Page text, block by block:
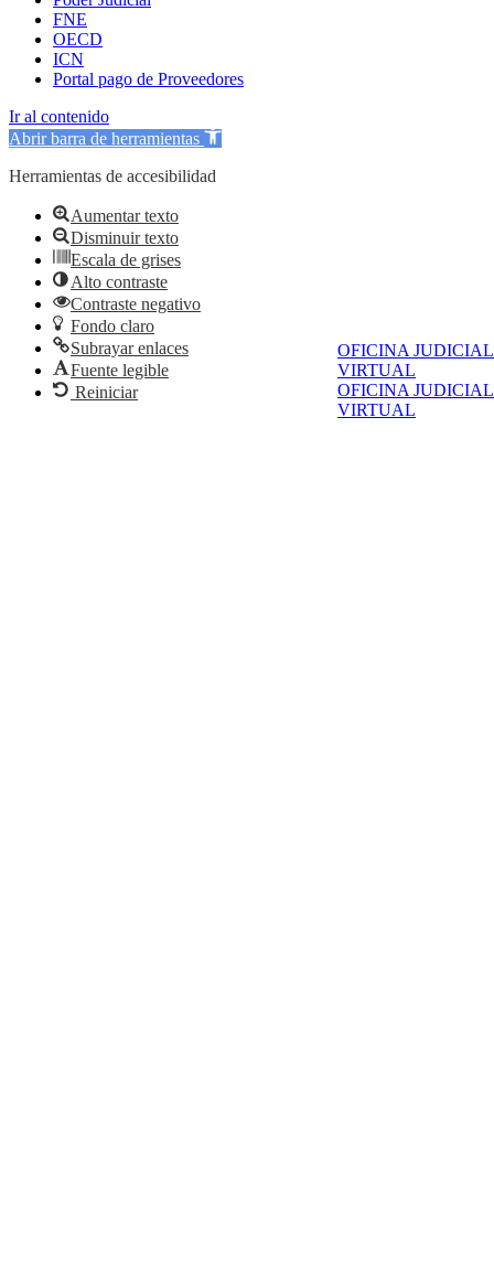
OFICINA JUDICIAL
VIRTUAL
OFICINA JUDICIAL
VIRTUAL
FNE
OECD
ICN
Portal pago de Proveedores
Ir al contenido
Abrir barra de herramientas
Herramientas de accesibilidad
Aumentar texto
Disminuir texto
Escala de grises
Alto contraste
Contraste negativo
Fondo claro
Subrayar enlaces
Fuente legible
Reiniciar